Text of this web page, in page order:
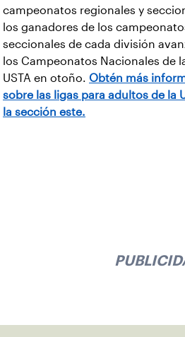
campeonatos regionales y
los ganadores de los
seccionales de cada división
los Campeonatos Nacionales de
USTA en otoño. Obtén más
sobre las ligas para adultos de la
la sección este.